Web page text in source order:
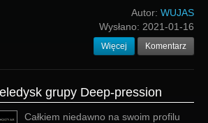
Autor: WUJAS
Wysłano: 2021-01-16
Więcej Komentarz
grupy Deep-pression
Całkiem niedawno na swoim profilu